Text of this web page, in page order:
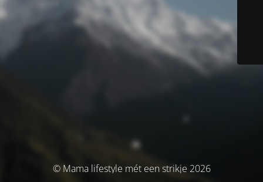
© Mama lifestyle mét een strikje 2026